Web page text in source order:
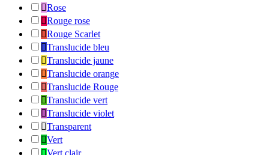
Rose
Rouge rose
Rouge Scarlet
Translucide bleu
Translucide jaune
Translucide orange
Translucide Rouge
Translucide vert
Translucide violet
Transparent
Vert
Vert clair